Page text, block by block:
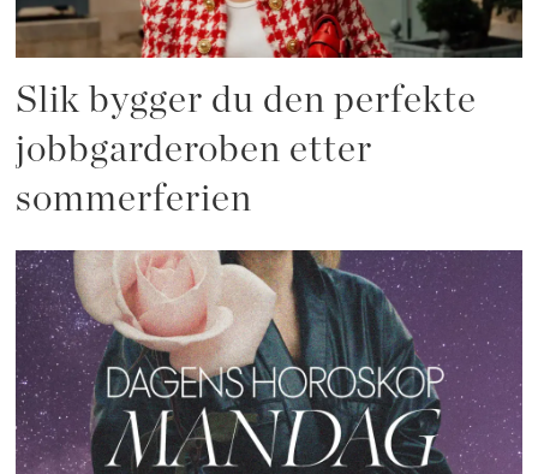
Slik bygger du den perfekte
jobbgarderoben etter
sommerferien